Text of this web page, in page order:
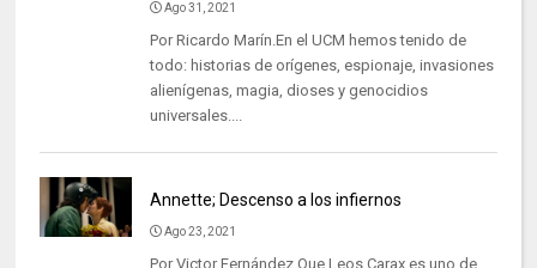
Ago 31, 2021
Por Ricardo Marín.En el UCM hemos tenido de
todo: historias de orígenes, espionaje, invasiones
alienígenas, magia, dioses y genocidios
universales....
Annette; Descenso a los infiernos
Ago 23, 2021
Por Victor Fernández.Que Leos Carax es uno de